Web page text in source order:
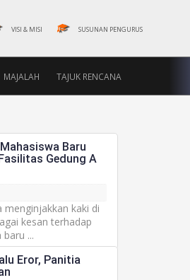
VISI & MISI SUSUNAN PENGURUS
MAJALAH TAJUK RENCANA
Baru
Gedung A
menginjakkan kaki di
kesan terhadap
...
Eror, Panitia